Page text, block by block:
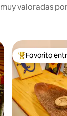
valoradas
Favorito entre
Favorito